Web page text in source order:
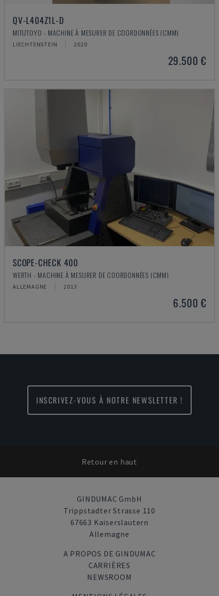
QV-L404Z1L-D
MITUTOYO - MACHINE À MESURER DE COORDONNÉES (CMM)
LIECHTENSTEIN 2020
29.500 €
SCOPE-CHECK 400
WERTH - MACHINE À MESURER DE COORDONNÉES (CMM)
ALLEMAGNE 2013
6.500 €
INSCRIVEZ-VOUS À NOTRE NEWSLETTER !
Retour en haut
GINDUMAC GmbH
Trippstadter Strasse 110
67663 Kaiserslautern
Allemagne
A PROPOS DE GINDUMAC
CARRIÈRES
NEWSROOM